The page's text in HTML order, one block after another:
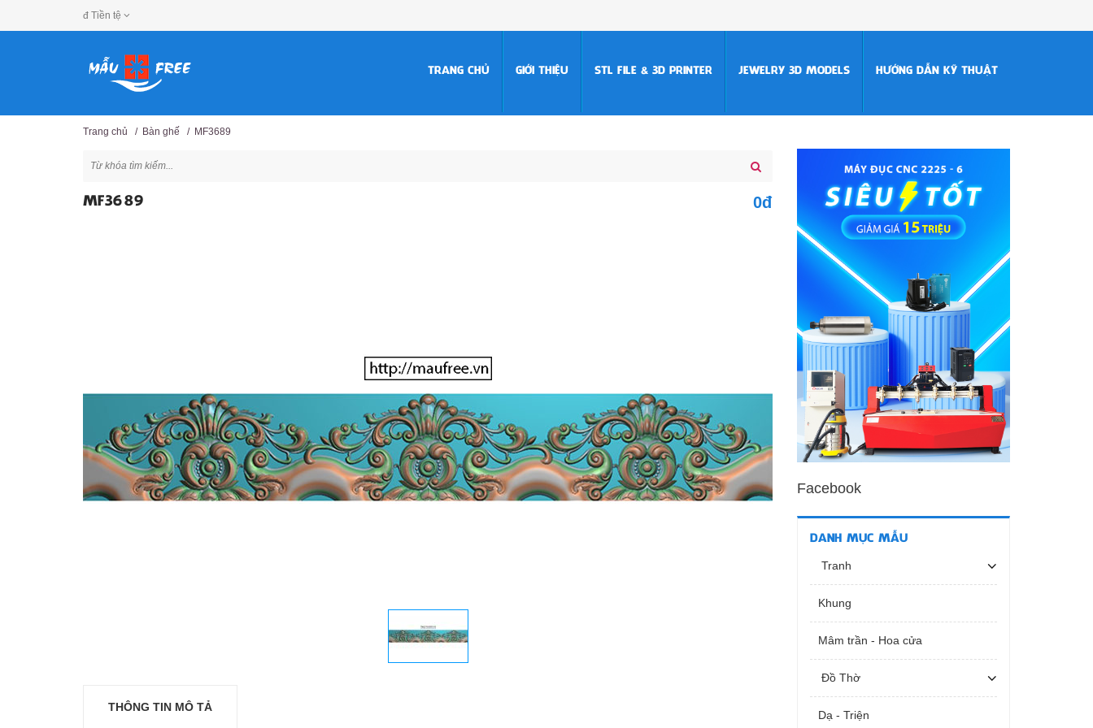
đ Tiền tệ
TRANG CHỦ GIỚI THIỆU STL FILE & 3D PRINTER JEWELRY 3D MODELS HƯỚNG DẪN KỸ THUẬT
Trang chủ / Bàn ghế / MF3689
MF3689 0đ
THÔNG TIN MÔ TẢ
Facebook
DANH MỤC MẪU
Tranh
Khung
Mâm trần - Hoa cửa
Đồ Thờ
Dạ - Triện